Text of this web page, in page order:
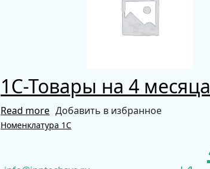
1С-Товары на 4 месяца
Read more Добавить в избранное
Номенклатура 1С